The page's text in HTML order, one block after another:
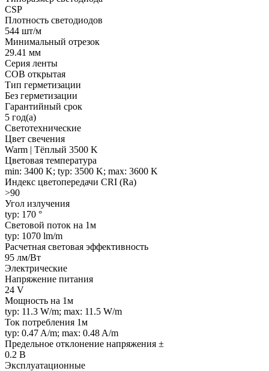
CSP
Плотность светодиодов
544 шт/м
Минимальный отрезок
29.41 мм
Серия ленты
COB открытая
Тип герметизации
Без герметизации
Гарантийный срок
5 год(а)
Светотехнические
Цвет свечения
Warm | Тёплый 3500 K
Цветовая температура
min: 3400 K; typ: 3500 K; max: 3600 K
Индекс цветопередачи CRI (Ra)
>90
Угол излучения
typ: 170 °
Световой поток на 1м
typ: 1070 lm/m
Расчетная световая эффективность
95 лм/Вт
Электрические
Напряжение питания
24 V
Мощность на 1м
typ: 11.3 W/m; max: 11.5 W/m
Ток потребления 1м
typ: 0.47 A/m; max: 0.48 A/m
Предельное отклонение напряжения ±
0.2 В
Эксплуатационные